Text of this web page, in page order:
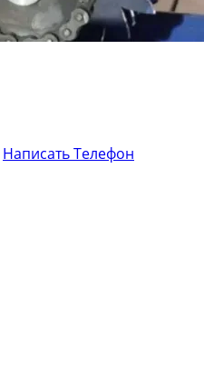
НаписатьТелефон